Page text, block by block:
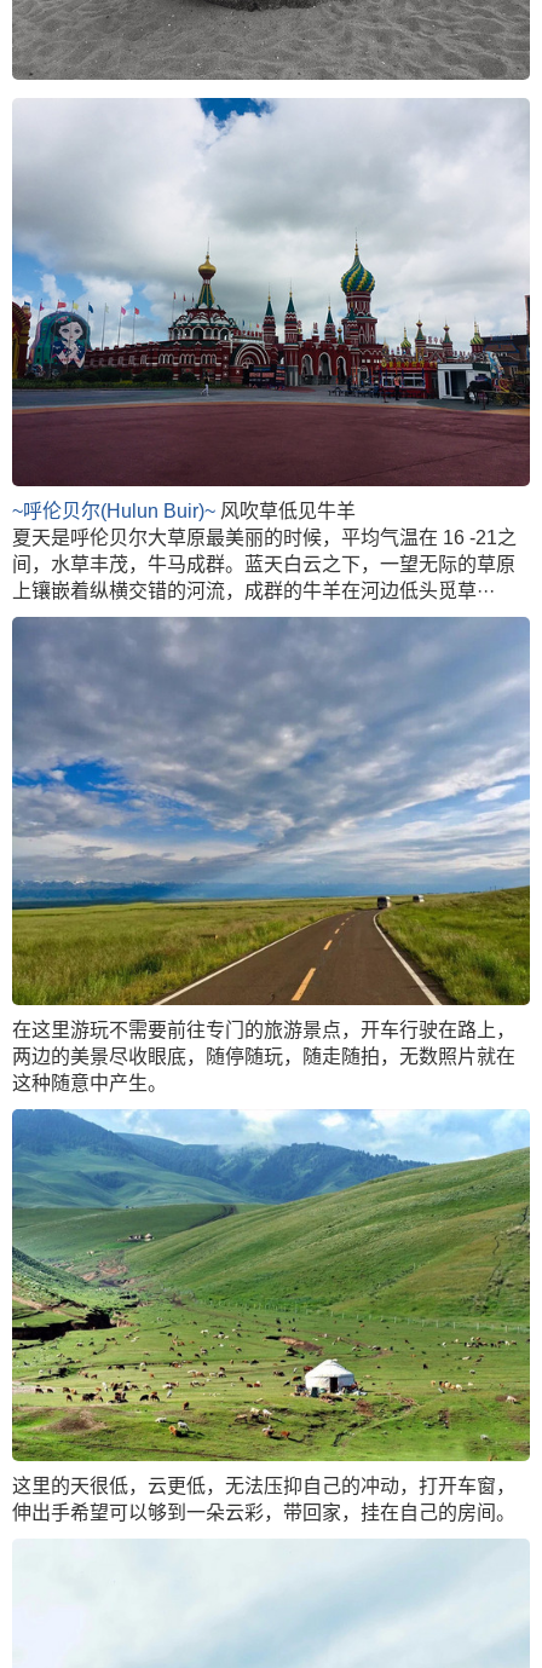
~呼伦贝尔(Hulun Buir)~ 风吹草低见牛羊
夏天是呼伦贝尔大草原最美丽的时候，平均气温在 16 -21之
间，水草丰茂，牛马成群。蓝天白云之下，一望无际的草原
上镶嵌着纵横交错的河流，成群的牛羊在河边低头觅草···
在这里游玩不需要前往专门的旅游景点，开车行驶在路上，
两边的美景尽收眼底，随停随玩，随走随拍，无数照片就在
这种随意中产生。
这里的天很低，云更低，无法压抑自己的冲动，打开车窗，
伸出手希望可以够到一朵云彩，带回家，挂在自己的房间。